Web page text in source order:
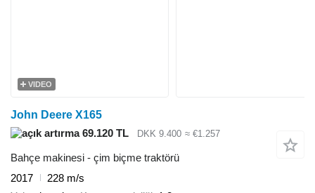
VIDEO
John Deere X165
69.120 TL
DKK 9.400 ≈ €1.257
Bahçe makinesi - çim biçme traktörü
2017
228 m/s